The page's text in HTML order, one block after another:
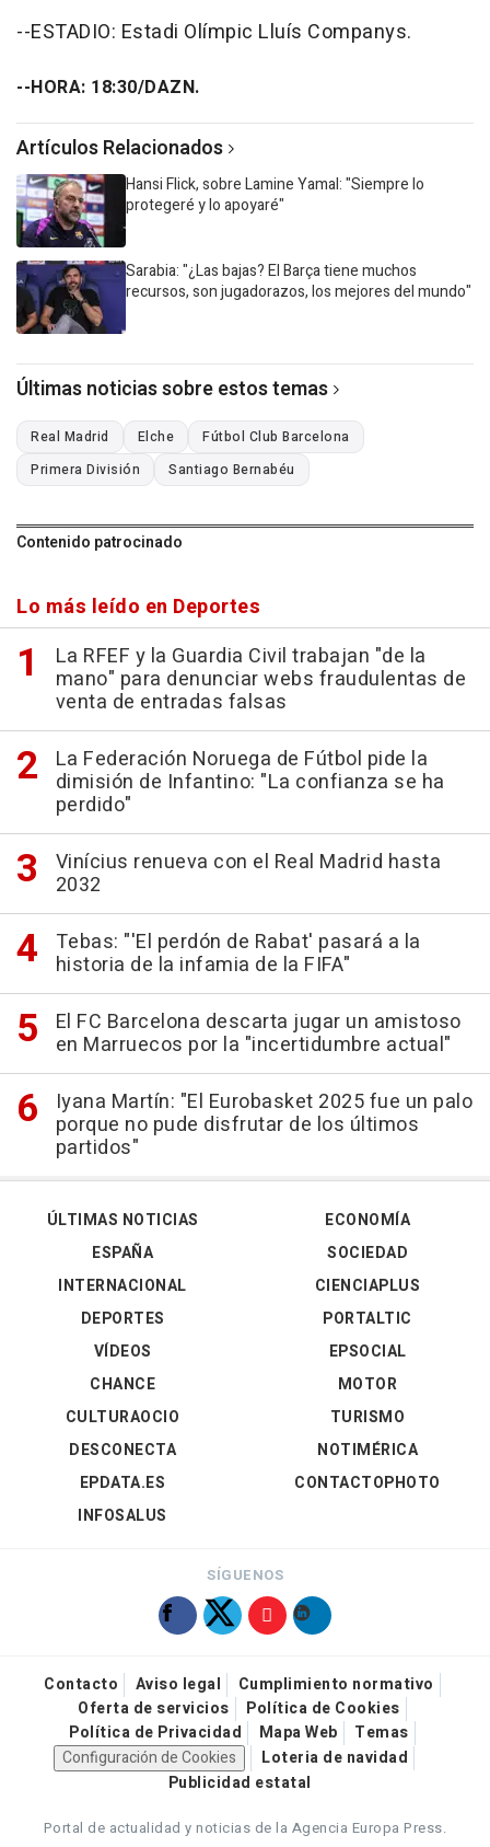
--ESTADIO: Estadi Olímpic Lluís Companys.
--HORA: 18:30/DAZN.
Artículos Relacionados
Hansi Flick, sobre Lamine Yamal: "Siempre lo
protegeré y lo apoyaré"
Sarabia: "¿Las bajas? El Barça tiene muchos
recursos, son jugadorazos, los mejores del mundo"
Últimas noticias sobre estos temas
Real Madrid Elche
Fútbol Club Barcelona
Primera División
Santiago Bernabéu
Contenido patrocinado
Lo más leído en Deportes
La RFEF y la Guardia Civil trabajan "de la
mano" para denunciar webs fraudulentas de
venta de entradas falsas
La Federación Noruega de Fútbol pide la
dimisión de Infantino: "La confianza se ha
perdido"
Vinícius renueva con el Real Madrid hasta
2032
Tebas: "'El perdón de Rabat' pasará a la
historia de la infamia de la FIFA"
El FC Barcelona descarta jugar un amistoso
en Marruecos por la "incertidumbre actual"
Iyana Martín: "El Eurobasket 2025 fue un palo
porque no pude disfrutar de los últimos
partidos"
ÚLTIMAS NOTICIAS
ESPAÑA
INTERNACIONAL
DEPORTES
VÍDEOS
ECONOMÍA
SOCIEDAD
CIENCIAPLUS
PORTALTIC
EPSOCIAL
CHANCE
CULTURAOCIO
DESCONECTA
EPDATA.ES
INFOSALUS
MOTOR
TURISMO
NOTIMÉRICA
CONTACTOPHOTO
SÍGUENOS
Contacto Aviso legal
Cumplimiento normativo
Oferta de servicios
Política de Cookies
Política de Privacidad
Mapa Web
Temas
Configuración de Cookies
Loteria de navidad
Publicidad estatal
Portal de actualidad y noticias de la Agencia Europa Press.